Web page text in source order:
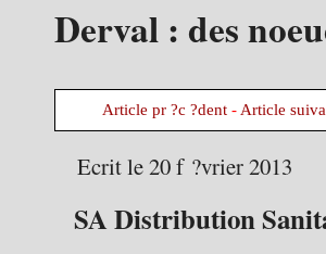
Derval : des
Article pr ?c ?dent- Article
Ecrit le 20 f ?vrier 2013
SA Distribution